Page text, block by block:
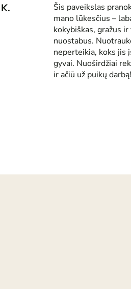
Šis paveikslas
mano lūkesčius –
kokybiškas, gražus
nuostabus.
neperteikia, koks jis
gyvai. Nuoširdžiai
ir ačiū už puikų darbą!